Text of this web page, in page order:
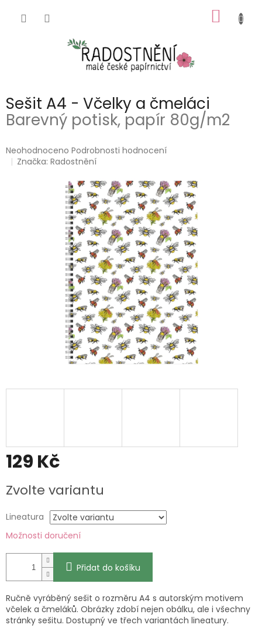
KOŠÍK
Sešit A4 - Včelky a čmeláci
Barevný potisk, papír 80g/m2
Průměrné
hodnocení
Neohodnoceno Podrobnosti hodnocení
Značka:Radostnění
129 Kč
cena:
Zvolte variantu
Lineatura
Možnosti doručení
Přidat do košíku
Ručně vyráběný sešit o rozměru A4 s autorským motivem
včelek a čmeláků. Obrázky zdobí nejen obálku, ale i všechny
stránky sešitu. Dostupný ve třech variantách lineatury.